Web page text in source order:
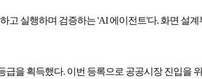
고 실행하며 검증하는 'AI 에이전트'다. 화면 설
급을 획득했다. 이번 등록으로 공공시장 진입을